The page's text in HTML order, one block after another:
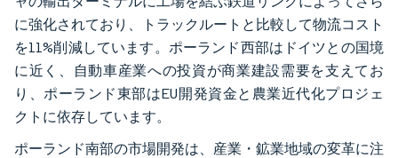
に強化されており、トラックルートと比較して物流コスト
を11%削減しています。ポーランド西部はドイツとの国境
に近く、自動車産業への投資が商業建設需要を支えてお
り、ポーランド東部はEU開発資金と農業近代化プロジェ
クトに依存しています。
ポーランド南部の市場開発は、産業・鉱業地域の変革に注